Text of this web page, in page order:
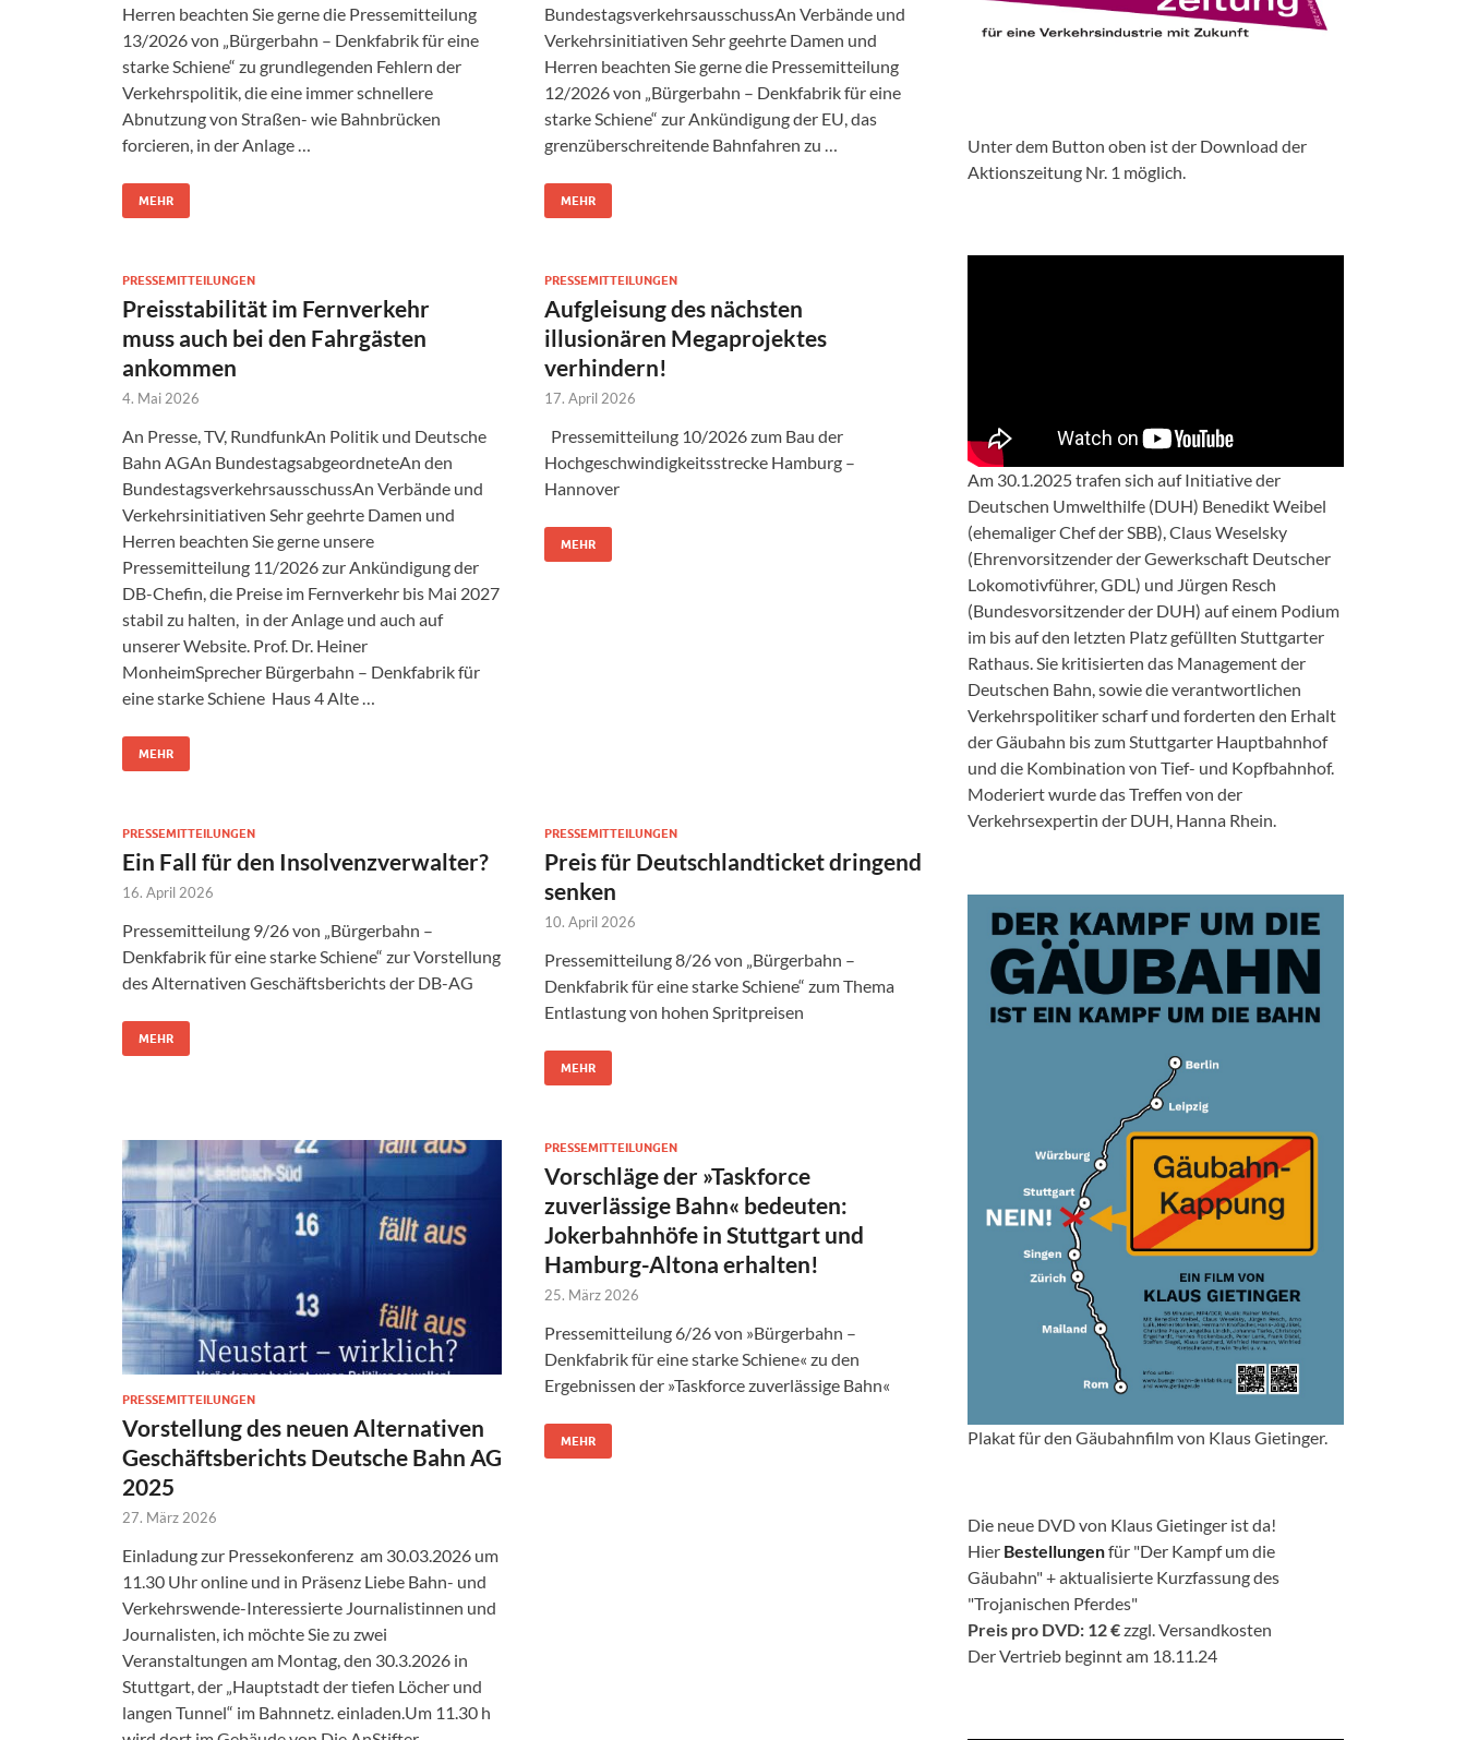
Herren beachten Sie gerne die Pressemitteilung
13/2026 von „Bürgerbahn – Denkfabrik für eine
starke Schiene“ zu grundlegenden Fehlern der
Verkehrspolitik, die eine immer schnellere
Abnutzung von Straßen- wie Bahnbrücken
forcieren, in der Anlage …
MEHR
BundestagsverkehrsausschussAn Verbände und
Verkehrsinitiativen Sehr geehrte Damen und
Herren beachten Sie gerne die Pressemitteilung
12/2026 von „Bürgerbahn – Denkfabrik für eine
starke Schiene“ zur Ankündigung der EU, das
grenzüberschreitende Bahnfahren zu …
MEHR
PRESSEMITTEILUNGEN
Preisstabilität im Fernverkehr
muss auch bei den Fahrgästen
ankommen
4. Mai 2026
An Presse, TV, RundfunkAn Politik und Deutsche
Bahn AGAn BundestagsabgeordneteAn den
BundestagsverkehrsausschussAn Verbände und
Verkehrsinitiativen Sehr geehrte Damen und
Herren beachten Sie gerne unsere
Pressemitteilung 11/2026 zur Ankündigung der
DB-Chefin, die Preise im Fernverkehr bis Mai 2027
stabil zu halten, in der Anlage und auch auf
unserer Website. Prof. Dr. Heiner
MonheimSprecher Bürgerbahn – Denkfabrik für
eine starke Schiene Haus 4 Alte …
MEHR
PRESSEMITTEILUNGEN
Aufgleisung des nächsten
illusionären Megaprojektes
verhindern!
17. April 2026
Pressemitteilung 10/2026 zum Bau der
Hochgeschwindigkeitsstrecke Hamburg –
Hannover
MEHR
PRESSEMITTEILUNGEN
Ein Fall für den Insolvenzverwalter?
16. April 2026
Pressemitteilung 9/26 von „Bürgerbahn –
Denkfabrik für eine starke Schiene“ zur Vorstellung
des Alternativen Geschäftsberichts der DB-AG
MEHR
PRESSEMITTEILUNGEN
Preis für Deutschlandticket dringend
senken
10. April 2026
Pressemitteilung 8/26 von „Bürgerbahn –
Denkfabrik für eine starke Schiene“ zum Thema
Entlastung von hohen Spritpreisen
MEHR
PRESSEMITTEILUNGEN
Vorstellung des neuen Alternativen
Geschäftsberichts Deutsche Bahn AG
2025
27. März 2026
Einladung zur Pressekonferenz am 30.03.2026 um
11.30 Uhr online und in Präsenz Liebe Bahn- und
Verkehrswende-Interessierte Journalistinnen und
Journalisten, ich möchte Sie zu zwei
Veranstaltungen am Montag, den 30.3.2026 in
Stuttgart, der „Hauptstadt der tiefen Löcher und
langen Tunnel“ im Bahnnetz. einladen.Um 11.30 h
PRESSEMITTEILUNGEN
Vorschläge der »Taskforce
zuverlässige Bahn« bedeuten:
Jokerbahnhöfe in Stuttgart und
Hamburg-Altona erhalten!
25. März 2026
Pressemitteilung 6/26 von »Bürgerbahn –
Denkfabrik für eine starke Schiene« zu den
Ergebnissen der »Taskforce zuverlässige Bahn«
MEHR
Unter dem Button oben ist der Download der
Aktionszeitung Nr. 1 möglich.
Am 30.1.2025 trafen sich auf Initiative der
Deutschen Umwelthilfe (DUH) Benedikt Weibel
(ehemaliger Chef der SBB), Claus Weselsky
(Ehrenvorsitzender der Gewerkschaft Deutscher
Lokomotivführer, GDL) und Jürgen Resch
(Bundesvorsitzender der DUH) auf einem Podium
im bis auf den letzten Platz gefüllten Stuttgarter
Rathaus. Sie kritisierten das Management der
Deutschen Bahn, sowie die verantwortlichen
Verkehrspolitiker scharf und forderten den Erhalt
der Gäubahn bis zum Stuttgarter Hauptbahnhof
und die Kombination von Tief- und Kopfbahnhof.
Moderiert wurde das Treffen von der
Verkehrsexpertin der DUH, Hanna Rhein.
Plakat für den Gäubahnfilm von Klaus Gietinger.
Die neue DVD von Klaus Gietinger ist da!
Hier Bestellungenfür "Der Kampf um die
Gäubahn" + aktualisierte Kurzfassung des
"Trojanischen Pferdes"
Preis pro DVD: 12 €zzgl. Versandkosten
Der Vertrieb beginnt am 18.11.24